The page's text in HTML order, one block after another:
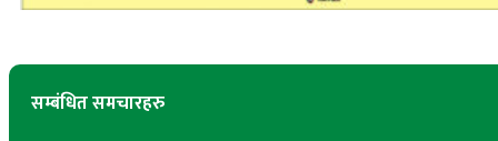
सम्बंधित समचारहरु